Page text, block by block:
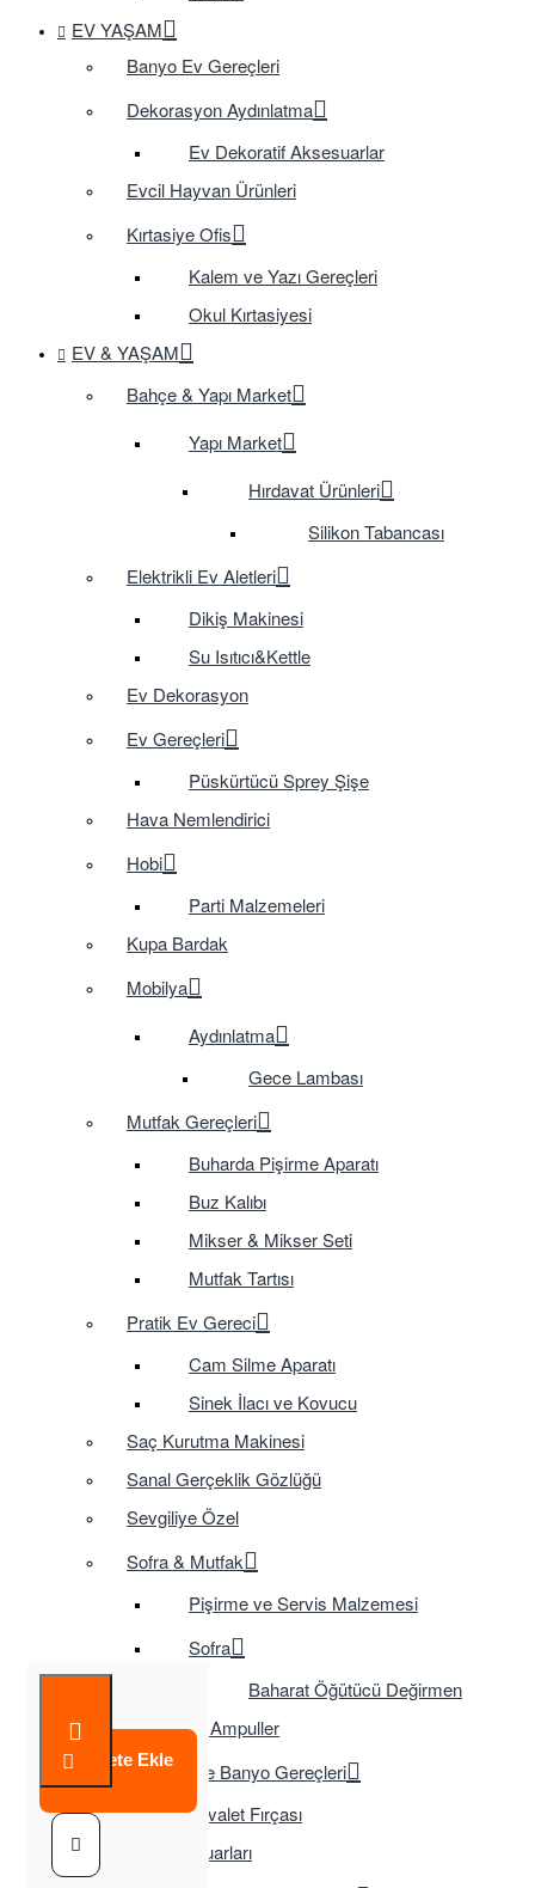
EV YAŞAM
Banyo Ev Gereçleri
Dekorasyon Aydınlatma
Ev Dekoratif Aksesuarlar
Evcil Hayvan Ürünleri
Kırtasiye Ofis
Kalem ve Yazı Gereçleri
Okul Kırtasiyesi
EV & YAŞAM
Bahçe & Yapı Market
Yapı Market
Hırdavat Ürünleri
Silikon Tabancası
Elektrikli Ev Aletleri
Dikiş Makinesi
Su Isıtıcı&Kettle
Ev Dekorasyon
Ev Gereçleri
Püskürtücü Sprey Şişe
Hava Nemlendirici
Hobi
Parti Malzemeleri
Kupa Bardak
Mobilya
Aydınlatma
Gece Lambası
Mutfak Gereçleri
Buharda Pişirme Aparatı
Buz Kalıbı
Mikser & Mikser Seti
Mutfak Tartısı
Pratik Ev Gereci
Cam Silme Aparatı
Sinek İlacı ve Kovucu
Saç Kurutma Makinesi
Sanal Gerçeklik Gözlüğü
Sevgiliye Özel
Sofra & Mutfak
Pişirme ve Servis Malzemesi
Sofra
Baharat Öğütücü Değirmen
Tasarruflu Ampuller
Temizlik ve Banyo Gereçleri
Tuvalet Fırçası
TV Aksesuarları
Sepete Ekle